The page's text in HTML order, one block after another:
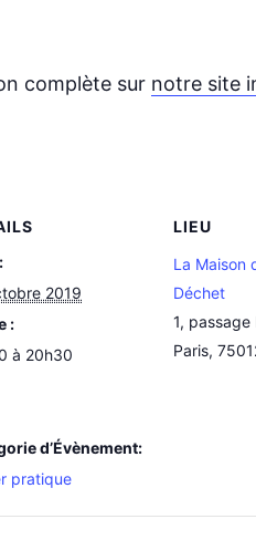
complète sur notre site
2019
:
à 20h30
d’Évènement:
pratique
LIEU
La Maison
Déchet
1, passage
Paris,